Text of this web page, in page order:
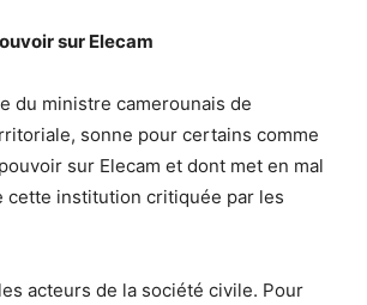
sur Elecam
du ministre camerounais de
sonne pour certains comme
sur Elecam et dont met en mal
cette institution critiquée par les
acteurs de la société civile. Pour